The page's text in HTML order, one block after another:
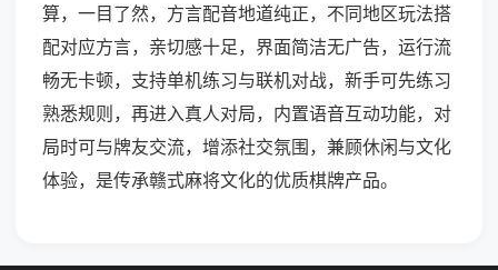
算，一目了然，方言配音地道纯正，不同地区玩法搭
配对应方言，亲切感十足，界面简洁无广告，运行流
畅无卡顿，支持单机练习与联机对战，新手可先练习
熟悉规则，再进入真人对局，内置语音互动功能，对
局时可与牌友交流，增添社交氛围，兼顾休闲与文化
体验，是传承赣式麻将文化的优质棋牌产品。